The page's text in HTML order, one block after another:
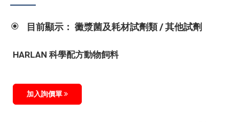
目前顯示： 黴漿菌及耗材試劑類 / 其他試劑
HARLAN 科學配方動物飼料
加入詢價單